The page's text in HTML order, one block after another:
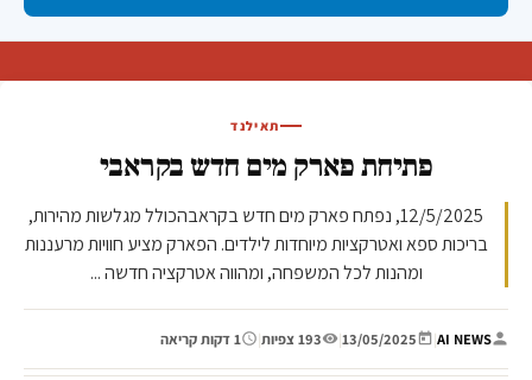
תאילנד
פתיחת פארק מים חדש בקראבי
12/5/2025, נפתח פארק מים חדש בקראבהכולל מגלשות מהירות,
בריכות ספא ואטרקציות מיוחדות לילדים. הפארק מציע חוויות מרעננות
ומהנות לכל המשפחה, ומהווה אטרקציה חדשה ...
AI NEWS
|
13/05/2025
| 193 צפיות | 1 דקות קריאה